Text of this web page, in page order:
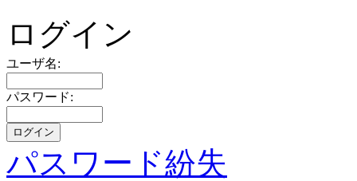
ログイン
ユーザ名:
パスワード:
パスワード紛失